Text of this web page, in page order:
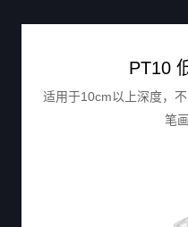
PT10
适用于10cm以上深度，
笔